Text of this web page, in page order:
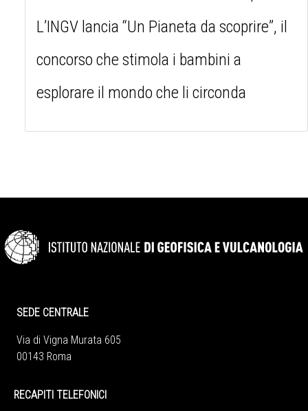
L’INGV lancia “Un Pianeta da scoprire”, il
concorso che stimola i bambini a
esplorare il mondo che li circonda
SEDE CENTRALE
Via di Vigna Murata 605
00143 Roma
RECAPITI TELEFONICI